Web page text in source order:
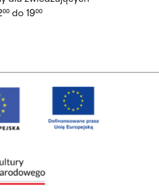
do 19⁰⁰